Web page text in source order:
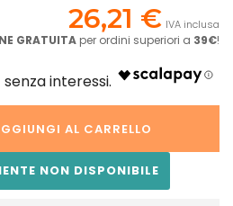
26,21 € IVA inclusa
GRATUITA per ordini superiori a 39€!
AL CARRELLO
NON DISPONIBILE